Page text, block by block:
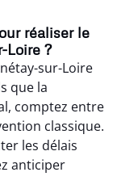
réaliser le
Loire ?
sur-Loire
que la
comptez entre
classique.
les délais
anticiper